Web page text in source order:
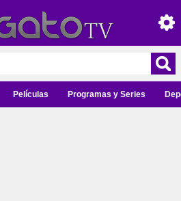
Películas Programas y Series